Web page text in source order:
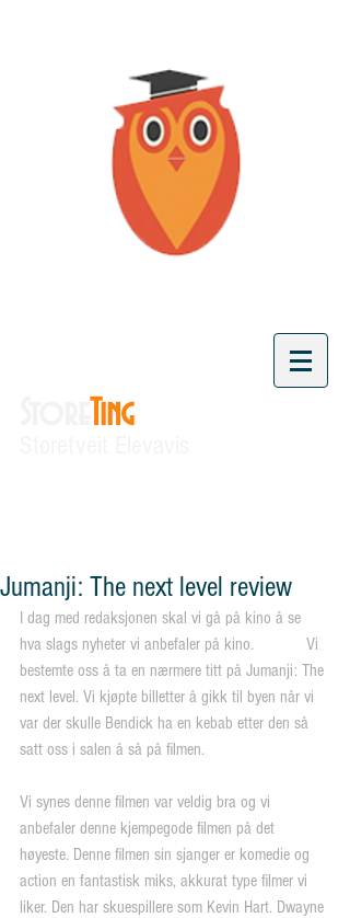
Ting
Jumanji: The next level review
I dag med redaksjonen skal vi gå på kino å se
hva slags nyheter vi anbefaler på kino.            Vi
bestemte oss å ta en nærmere titt på Jumanji: The
next level. Vi kjøpte billetter å gikk til byen når vi
var der skulle Bendick ha en kebab etter den så
satt oss i salen å så på filmen.
Vi synes denne filmen var veldig bra og vi
anbefaler denne kjempegode filmen på det
høyeste. Denne filmen sin sjanger er komedie og
action en fantastisk miks, akkurat type filmer vi
liker. Den har skuespillere som Kevin Hart. Dwayne